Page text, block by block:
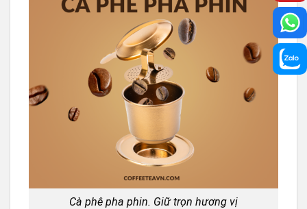
Cà phê pha phin. Giữ trọn hương vị